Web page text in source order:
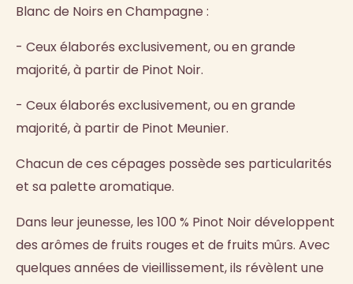
Blanc de Noirs en Champagne :
- Ceux élaborés exclusivement, ou en grande
majorité, à partir de Pinot Noir.
- Ceux élaborés exclusivement, ou en grande
majorité, à partir de Pinot Meunier.
Chacun de ces cépages possède ses particularités
et sa palette aromatique.
Dans leur jeunesse, les 100 % Pinot Noir développent
des arômes de fruits rouges et de fruits mûrs. Avec
quelques années de vieillissement, ils révèlent une